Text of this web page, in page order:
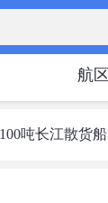
航区
吨长江散货船